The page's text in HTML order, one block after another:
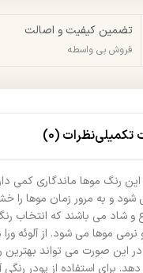
تضمین کیفیت و اصالت
فروش بی واسطه
تکمیلینظرات (0)
موها ماندگاری کمی
مرور زمان موها را
رنگی آوایی ماندگاری به مراتب بیشتر از رنگ موهای
موها می شود. از
که پودر رنگی آوایی روی موهایی با پایه 10